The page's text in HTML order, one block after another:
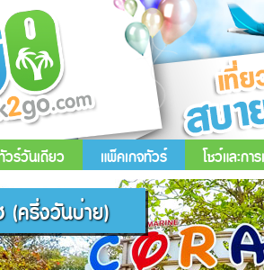
วร์วันเดียว แพ็คเกจทัวร์ โชว์และกา
(ครึ่งวันบ่าย)